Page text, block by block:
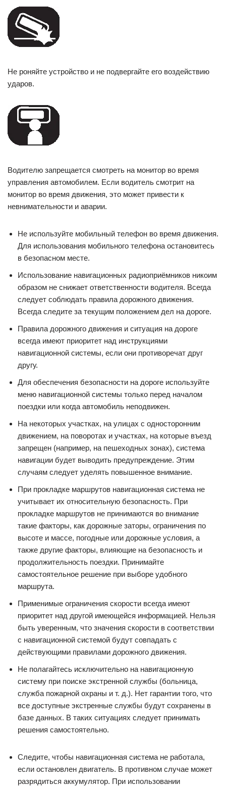
Не роняйте устройство и не подвергайте его воздействию
ударов.
Водителю запрещается смотреть на монитор во время
управления автомобилем. Если водитель смотрит на
монитор во время движения, это может привести к
невнимательности и аварии.
Не используйте мобильный телефон во время движения.
Для использования мобильного телефона остановитесь
в безопасном месте.
Использование навигационных радиоприёмников никоим
образом не снижает ответственности водителя. Всегда
следует соблюдать правила дорожного движения.
Всегда следите за текущим положением дел на дороге.
Правила дорожного движения и ситуация на дороге
всегда имеют приоритет над инструкциями
навигационной системы, если они противоречат друг
другу.
Для обеспечения безопасности на дороге используйте
меню навигационной системы только перед началом
поездки или когда автомобиль неподвижен.
На некоторых участках, на улицах с односторонним
движением, на поворотах и участках, на которые въезд
запрещен (например, на пешеходных зонах), система
навигации будет выводить предупреждение. Этим
случаям следует уделять повышенное внимание.
При прокладке маршрутов навигационная система не
учитывает их относительную безопасность. При
прокладке маршрутов не принимаются во внимание
такие факторы, как дорожные заторы, ограничения по
высоте и массе, погодные или дорожные условия, а
также другие факторы, влияющие на безопасность и
продолжительность поездки. Принимайте
самостоятельное решение при выборе удобного
маршрута.
Применимые ограничения скорости всегда имеют
приоритет над другой имеющейся информацией. Нельзя
быть уверенным, что значения скорости в соответствии
с навигационной системой будут совпадать с
действующими правилами дорожного движения.
Не полагайтесь исключительно на навигационную
систему при поиске экстренной службы (больница,
служба пожарной охраны и т. д.). Нет гарантии того, что
все доступные экстренные службы будут сохранены в
базе данных. В таких ситуациях следует принимать
решения самостоятельно.
Следите, чтобы навигационная система не работала,
если остановлен двигатель. В противном случае может
разрядиться аккумулятор. При использовании